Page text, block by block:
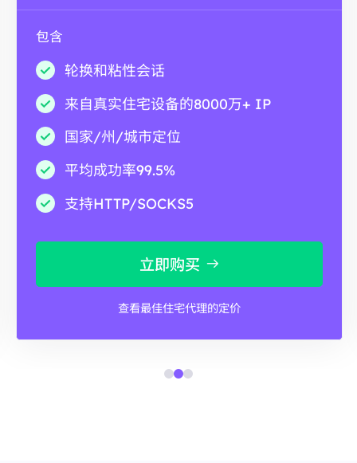
包含
轮换和粘性会话
来自真实住宅设备的8000万+ IP
国家/州/城市定位
平均成功率99.5%
支持HTTP/SOCKS5
立即购买
查看最佳住宅代理的定价